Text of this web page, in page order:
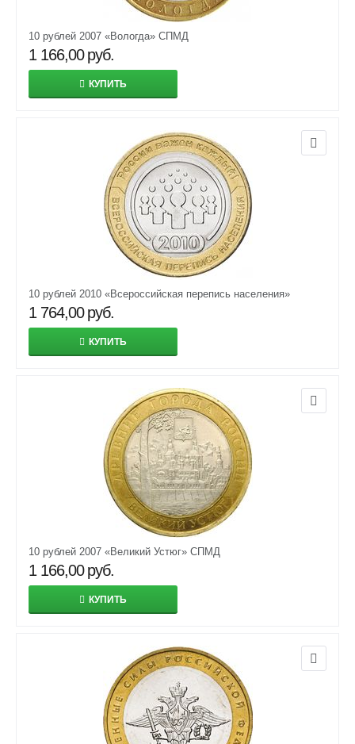
10 рублей 2007 «Вологда» СПМД
1 166,00 руб.
КУПИТЬ
10 рублей 2010 «Всероссийская перепись населения»
1 764,00 руб.
КУПИТЬ
10 рублей 2007 «Великий Устюг» СПМД
1 166,00 руб.
КУПИТЬ